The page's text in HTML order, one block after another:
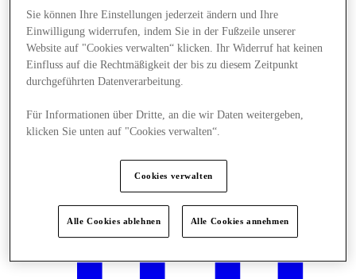
Angebote
Sie können Ihre Einstellungen jederzeit ändern und Ihre
Einwilligung widerrufen, indem Sie in der Fußzeile unserer
Website auf "Cookies verwalten“ klicken. Ihr Widerruf hat keinen
Einfluss auf die Rechtmäßigkeit der bis zu diesem Zeitpunkt
durchgeführten Datenverarbeitung.
Für Informationen über Dritte, an die wir Daten weitergeben,
klicken Sie unten auf "Cookies verwalten“.
Cookies verwalten
Alle Cookies ablehnen Alle Cookies annehmen